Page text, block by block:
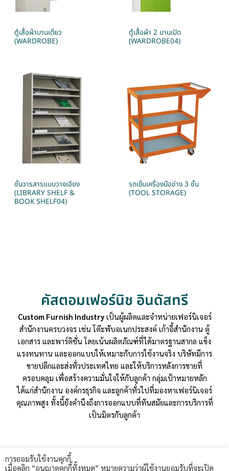
ตู้เสื้อผ้าบานเดี่ยว
(WARDROBE)
ตู้เสื้อผ้า 2 บานเปิด
(WARDROBE04)
ชั้นวารสารแบบวางเอียง
(LIBRARY SHELF &
BOOK SHELF04)
รถเข็นเครื่องมือช่าง 3 ชั้น
(TOOL STORAGE)
คัสตอมเฟอร์นิช อินดัสทรี
Custom Furnish Industryเป็นผู้ผลิตและจำหน่ายเฟอร์นิเจอร์
สำนักงานครบวงจร เช่น โต๊ะพับอเนกประสงค์ เก้าอี้สำนักงาน ตู้
เอกสาร และพาร์ติชั่น โดยเน้นผลิตภัณฑ์ที่ได้มาตรฐานสากล แข็ง
แรงทนทาน และออกแบบให้เหมาะกับการใช้งานจริง บริษัทมีการ
ขายปลีกและส่งทั่วประเทศไทย และให้บริการหลังการขายที่
ครอบคลุม เพื่อสร้างความมั่นใจให้กับลูกค้า กลุ่มเป้าหมายหลัก
ได้แก่สำนักงาน องค์กรธุรกิจ และลูกค้าทั่วไปที่มองหาเฟอร์นิเจอร์
คุณภาพสูง ทั้งนี้ยังคำนึงถึงการออกแบบที่ทันสมัยและการบริการที่
เป็นมิตรกับลูกค้า
การยอมรับใช้งานคุกกี้
เมื่อคลิก “อนุญาตคุกกี้ทั้งหมด” หมายความว่าผู้ใช้งานยอมรับที่จะเปิด